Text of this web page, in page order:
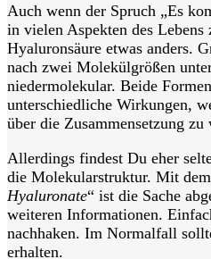
Auch wenn der Spruch „Es
in vielen Aspekten des
Hyaluronsäure etwas anders.
nach zwei Molekülgrößen
niedermolekular. Beide
unterschiedliche Wirkungen,
über die Zusammensetzung zu
Allerdings findest Du eher
die Molekularstruktur. Mit
Hyaluronate“ ist die Sache
weiteren Informationen.
nachhaken. Im Normalfall
erhalten.